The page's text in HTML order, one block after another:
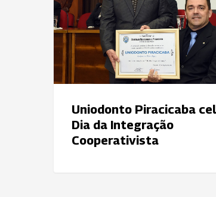
da
Integração
Cooperativista
Uniodonto Piracicaba
Dia da Integração
Cooperativista